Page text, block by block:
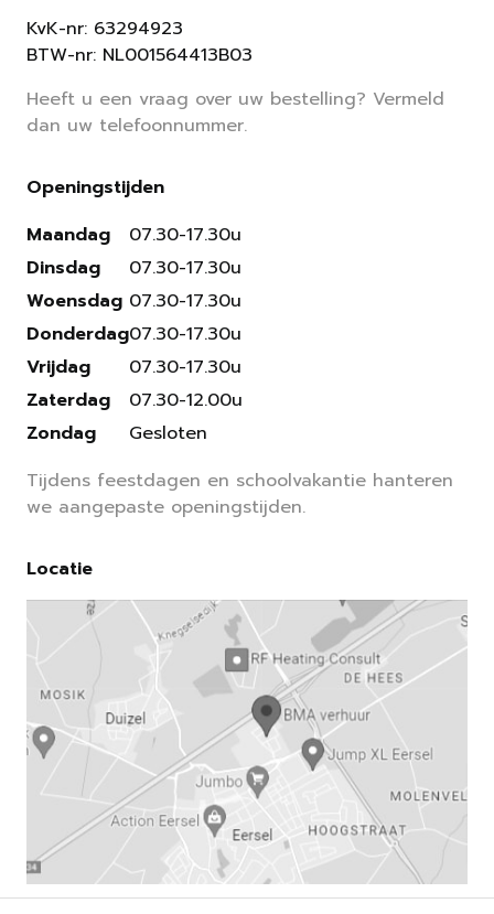
KvK-nr: 63294923
BTW-nr: NL001564413B03
Heeft u een vraag over uw bestelling? Vermeld
dan uw telefoonnummer.
Openingstijden
Maandag
Dinsdag
Woensdag
Donderdag
Vrijdag
Zaterdag
Zondag
07.30-17.30u
07.30-17.30u
07.30-17.30u
07.30-17.30u
07.30-17.30u
07.30-12.00u
Gesloten
Tijdens feestdagen en schoolvakantie hanteren
we aangepaste openingstijden.
Locatie